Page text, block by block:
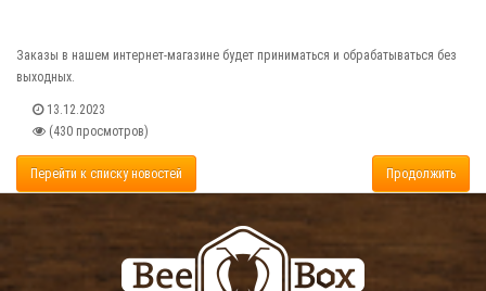
Заказы в нашем интернет-магазине будет приниматься и обрабатываться без
выходных.
13.12.2023
(430 просмотров)
Перейти к списку новостей Продолжить